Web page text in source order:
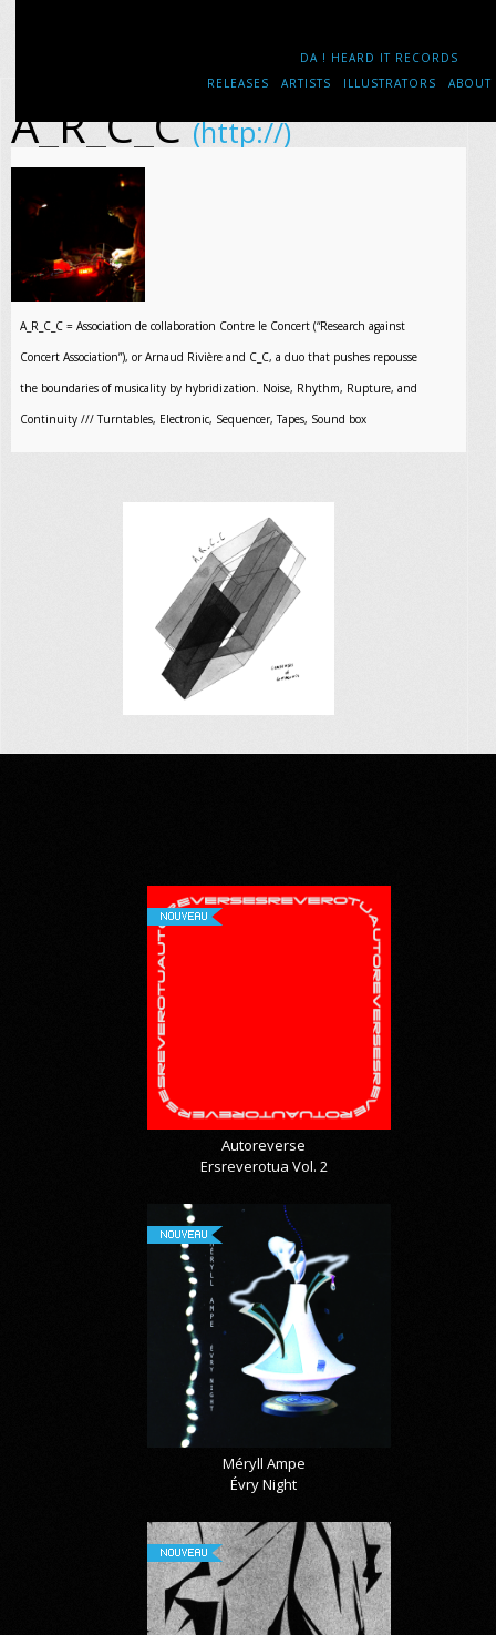
DA ! HEARD IT RECORDS
RELEASES
ARTISTS ILLUSTRATORS ABOUT
A_R_C_C(http://)
A_R_C_C = Association de collaboration Contre le Concert (“Research against
Concert Association”), or Arnaud Rivière and C_C, a duo that pushes repousse
the boundaries of musicality by hybridization. Noise, Rhythm, Rupture, and
Continuity /// Turntables, Electronic, Sequencer, Tapes, Sound box
NOUVEAU
Autoreverse
Ersreverotua Vol. 2
NOUVEAU
Méryll Ampe
Évry Night
NOUVEAU